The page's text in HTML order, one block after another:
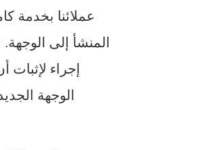
عملائنا بخدمة
المنشأ إلى
إجراء لإثبات
الوجهة